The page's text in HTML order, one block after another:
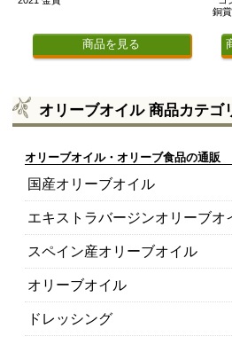
銅賞
商品を見る
オリーブオイル 商品カテゴ
オリーブオイル・オリーブ食品の通販
国産オリーブオイル
エキストラバージンオリーブオ
スペイン産オリーブオイル
オリーブオイル
ドレッシング